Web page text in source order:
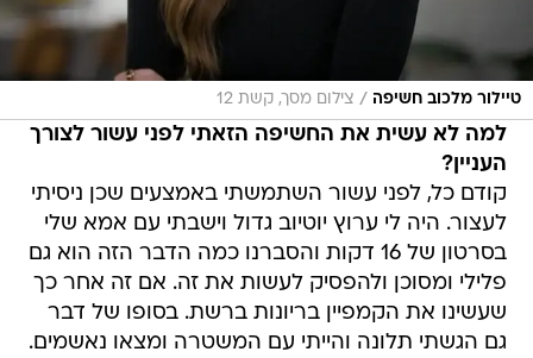
טיילור מלכוב חשיפה / צילום מסך, קשת 12
למה לא עשית את החשיפה הזאתי לפני עשור לצורך
העניין?
קודם כל, לפני עשור השתמשתי באמצעים שכן ניסיתי
לעצור. היה לי ערוץ יוטיוב גדול וישבתי עם אמא שלי
בסרטון של 16 דקות והסברנו כמה הדבר הזה הוא גם
פלילי ומסוכן ולהפסיק לעשות את זה. אם זה אחר כך
שעשינו את הקמפיין בריונות ברשת. בסופו של דבר
גם הגשתי תלונה והייתי עם המשטרה ומצאו נאשמים.